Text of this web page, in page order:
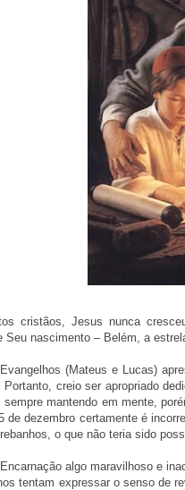
cristãos, Jesus nunca
Seu nascimento – Belém, a
(Mateus e Lucas)
creio ser apropriado
sempre mantendo em mente,
de dezembro certamente é
o que não teria sido
algo maravilhoso e
tentam expressar o senso de